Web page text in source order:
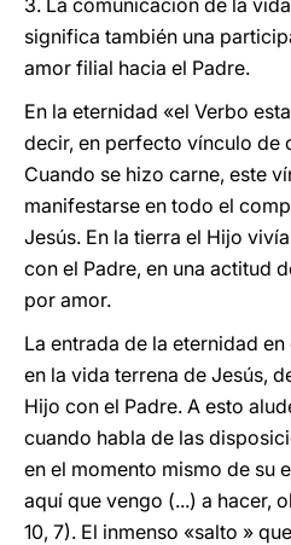
3. La comunicación de la
significa también una
amor filial hacia el Padre.
En la eternidad «el Verbo
decir, en perfecto vínculo de
Cuando se hizo carne, este
manifestarse en todo el
Jesús. En la tierra el Hijo
con el Padre, en una actitud
por amor.
La entrada de la eternidad
en la vida terrena de Jesús,
Hijo con el Padre. A esto
cuando habla de las
en el momento mismo de su
aquí que vengo (...) a hacer,
10, 7). El inmenso «salto »